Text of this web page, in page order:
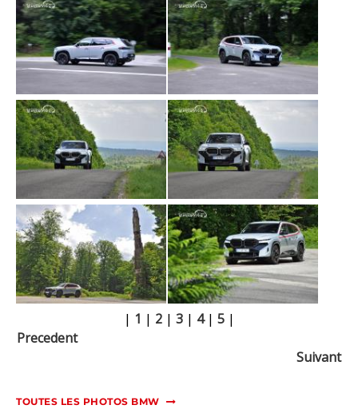
| 1 | 2| 3| 4| 5|
Precedent
Suivant
TOUTES LES PHOTOS BMW